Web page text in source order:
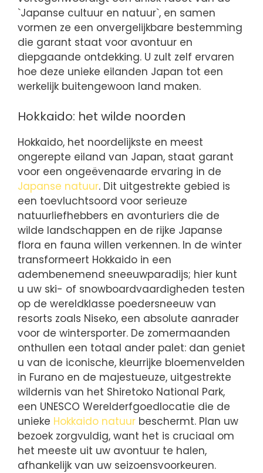
`Japanse cultuur en natuur`, en samen
vormen ze een onvergelijkbare bestemming
die garant staat voor avontuur en
diepgaande ontdekking. U zult zelf ervaren
hoe deze unieke eilanden Japan tot een
werkelijk buitengewoon land maken.
Hokkaido: het wilde noorden
Hokkaido, het noordelijkste en meest
ongerepte eiland van Japan, staat garant
voor een ongeëvenaarde ervaring in de
Japanse natuur. Dit uitgestrekte gebied is
een toevluchtsoord voor serieuze
natuurliefhebbers en avonturiers die de
wilde landschappen en de rijke Japanse
flora en fauna willen verkennen. In de winter
transformeert Hokkaido in een
adembenemend sneeuwparadijs; hier kunt
u uw ski- of snowboardvaardigheden testen
op de wereldklasse poedersneeuw van
resorts zoals Niseko, een absolute aanrader
voor de wintersporter. De zomermaanden
onthullen een totaal ander palet: dan geniet
u van de iconische, kleurrijke bloemenvelden
in Furano en de majestueuze, uitgestrekte
wildernis van het Shiretoko National Park,
een UNESCO Werelderfgoedlocatie die de
unieke Hokkaido natuur beschermt. Plan uw
bezoek zorgvuldig, want het is cruciaal om
het meeste uit uw avontuur te halen,
afhankelijk van uw seizoensvoorkeuren.